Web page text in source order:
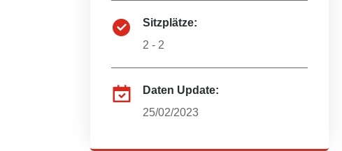
Sitzplätze:
2 - 2
Daten Update:
25/02/2023